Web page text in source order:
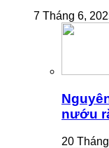
7 Tháng 6,
nướu
20